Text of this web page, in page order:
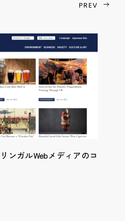
ンガルWebメディアのコ
PREV